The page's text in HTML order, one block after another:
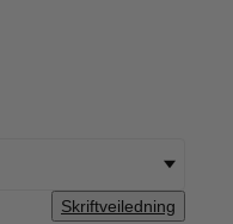
Skriftveiledning